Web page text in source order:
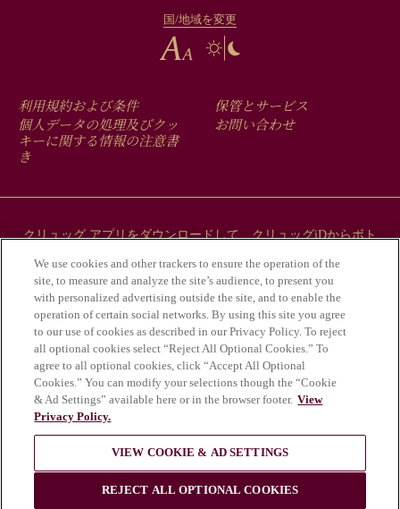
国/地域を変更
FOOTER
MENU
利用規約および条件
個人データの処理及びクッ
キーに関する情報の注意書
き
保管とサービス
お問い合わせ
クリュッグ アプリをダウンロードして、クリュッグiDからボト
アルコールの乱用は健康にとって危険であ
り、適度な飲酒が必要である。
We use cookies and other trackers to ensure the operation of the
site, to measure and analyze the site’s audience, to present you
with personalized advertising outside the site, and to enable the
operation of certain social networks. By using this site you agree
to our use of cookies as described in our Privacy Policy. To reject
all optional cookies select “Reject All Optional Cookies.” To
agree to all optional cookies, click “Accept All Optional
Cookies.” You can modify your selections though the “Cookie
& Ad Settings” available here or in the browser footer. View
Privacy Policy.
VIEW COOKIE & AD SETTINGS
REJECT ALL OPTIONAL COOKIES